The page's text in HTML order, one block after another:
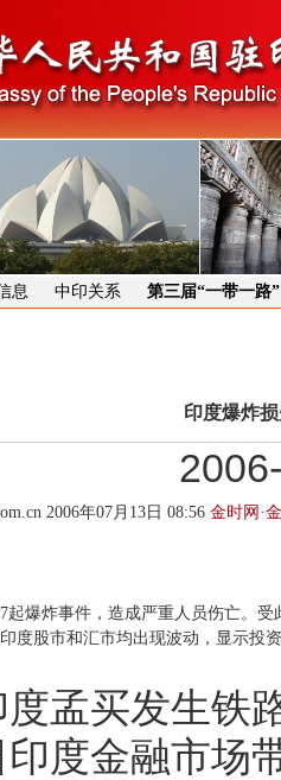
息 中印关系 第三届“一带一路
印度爆炸
2006年07月13日 08:56 金时网·
爆炸事件，造成严重人员伤亡。受
度股市和汇市均出现波动，显示投
度孟买发生铁
度金融市场